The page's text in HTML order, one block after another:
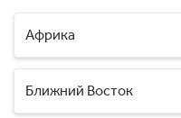
Африка
Ближний Восток